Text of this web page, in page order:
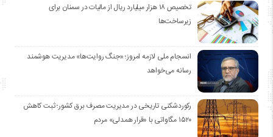
تخصیص ۱۸ هزار میلیارد ریال از مالیات در سمنان برای
زیرساخت‌ها
انسجام ملی لازمه امروز؛ «جنگ روایت‌ها» مدیریت هوشمند
رسانه می‌خواهد
رکوردشکنی تاریخی در مدیریت مصرف برق کشور؛ ثبت کاهش
۱۵۲۰ مگاواتی با «قرار همدلی» مردم